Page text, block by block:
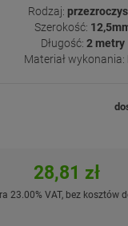
Rodzaj:
Szerokość:
Długość: 2 metry
Materiał wykonania:
28,81 zł
23.00% VAT, bez kosztów